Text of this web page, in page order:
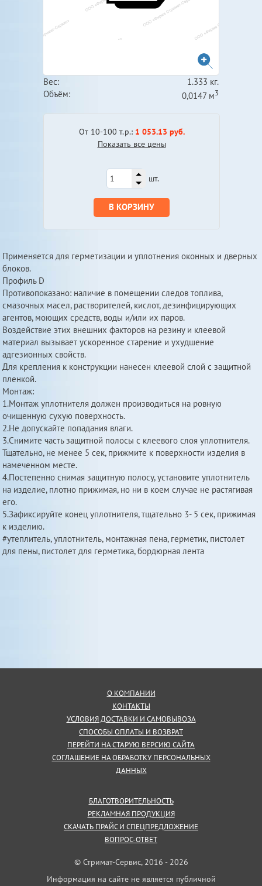
Вес:
1.333 кг.
Объём:
0,0147 м3
От 10-100 т.р.: 1 053.13 руб.
Показать все цены
шт.
В КОРЗИНУ
Применяется для герметизации и уплотнения оконных и дверных
блоков.
Профиль D
Противопоказано: наличие в помещении следов топлива,
смазочных масел, растворителей, кислот, дезинфицирующих
агентов, моющих средств, воды и/или их паров.
Воздействие этих внешних факторов на резину и клеевой
материал вызывает ускоренное старение и ухудшение
адгезионных свойств.
Для крепления к конструкции нанесен клеевой слой с защитной
пленкой.
Монтаж:
1.Монтаж уплотнителя должен производиться на ровную
очищенную сухую поверхность.
2.Не допускайте попадания влаги.
3.Снимите часть защитной полосы с клеевого слоя уплотнителя.
Тщательно, не менее 5 сек, прижмите к поверхности изделия в
намеченном месте.
4.Постепенно снимая защитную полосу, установите уплотнитель
на изделие, плотно прижимая, но ни в коем случае не растягивая
его.
5.Зафиксируйте конец уплотнителя, тщательно 3- 5 сек, прижимая
к изделию.
#утеплитель, уплотнитель, монтажная пена, герметик, пистолет
для пены, пистолет для герметика, бордюрная лента
О КОМПАНИИ
КОНТАКТЫ
УСЛОВИЯ ДОСТАВКИ И САМОВЫВОЗА
СПОСОБЫ ОПЛАТЫ И ВОЗВРАТ
ПЕРЕЙТИ НА СТАРУЮ ВЕРСИЮ САЙТА
СОГЛАШЕНИЕ НА ОБРАБОТКУ ПЕРСОНАЛЬНЫХ
ДАННЫХ
БЛАГОТВОРИТЕЛЬНОСТЬ
РЕКЛАМНАЯ ПРОДУКЦИЯ
СКАЧАТЬ ПРАЙС И СПЕЦПРЕДЛОЖЕНИЕ
ВОПРОС-ОТВЕТ
© Стримат-Сервис, 2016 - 2026
Информация на сайте не является публичной